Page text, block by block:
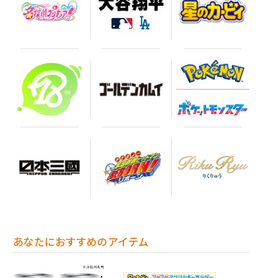
あなたにおすすめのアイテム